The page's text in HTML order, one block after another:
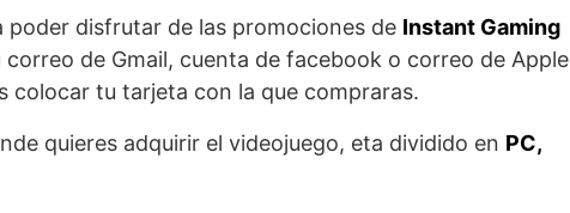
poder disfrutar de las promociones de Instant Gaming
de Gmail, cuenta de facebook o correo de Apple
colocar tu tarjeta con la que compraras.
quieres adquirir el videojuego, eta dividido en PC,